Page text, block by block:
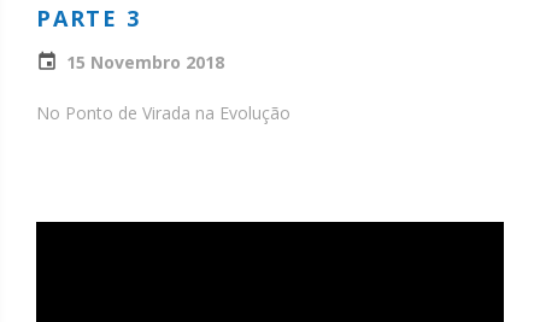
PARTE 3
15 Novembro 2018
No Ponto de Virada na Evolução